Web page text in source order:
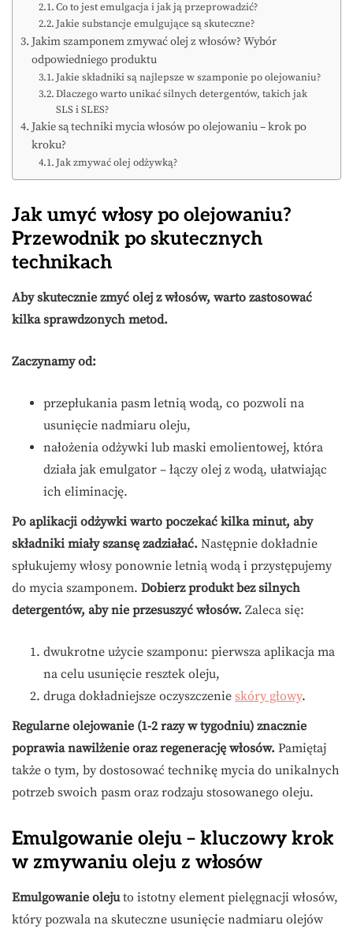
Co to jest emulgacja i jak ją przeprowadzić?
Jakie substancje emulgujące są skuteczne?
Jakim szamponem zmywać olej z włosów? Wybór
odpowiedniego produktu
Jakie składniki są najlepsze w szamponie po olejowaniu?
Dlaczego warto unikać silnych detergentów, takich jak
SLS i SLES?
Jakie są techniki mycia włosów po olejowaniu – krok po
kroku?
Jak zmywać olej odżywką?
Jak umyć włosy po olejowaniu?
Przewodnik po skutecznych
technikach
Aby skutecznie zmyć olej z włosów, warto zastosować
kilka sprawdzonych metod.
Zaczynamy od:
przepłukania pasm letnią wodą, co pozwoli na
usunięcie nadmiaru oleju,
nałożenia odżywki lub maski emolientowej, która
działa jak emulgator – łączy olej z wodą, ułatwiając
ich eliminację.
Po aplikacji odżywki warto poczekać kilka minut, aby
składniki miały szansę zadziałać. Następnie dokładnie
spłukujemy włosy ponownie letnią wodą i przystępujemy
do mycia szamponem. Dobierz produkt bez silnych
detergentów, aby nie przesuszyć włosów. Zaleca się:
dwukrotne użycie szamponu: pierwsza aplikacja ma
na celu usunięcie resztek oleju,
druga dokładniejsze oczyszczenie skóry głowy.
Regularne olejowanie (1-2 razy w tygodniu) znacznie
poprawia nawilżenie oraz regenerację włosów. Pamiętaj
także o tym, by dostosować technikę mycia do unikalnych
potrzeb swoich pasm oraz rodzaju stosowanego oleju.
Emulgowanie oleju – kluczowy krok
w zmywaniu oleju z włosów
Emulgowanie olejuto istotny element pielęgnacji włosów,
który pozwala na skuteczne usunięcie nadmiaru olejów